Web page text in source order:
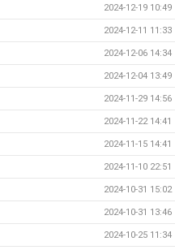
2024-12-19 10:49
2024-12-11 11:33
2024-12-06 14:34
2024-12-04 13:49
2024-11-29 14:56
2024-11-22 14:41
2024-11-15 14:41
2024-11-10 22:51
2024-10-31 15:02
2024-10-31 13:46
2024-10-25 11:34